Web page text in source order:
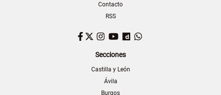
Contacto
RSS
Facebook
TwitterInstagram
YouTubeDailymotion
Secciones
Castilla y León
Ávila
Burgos